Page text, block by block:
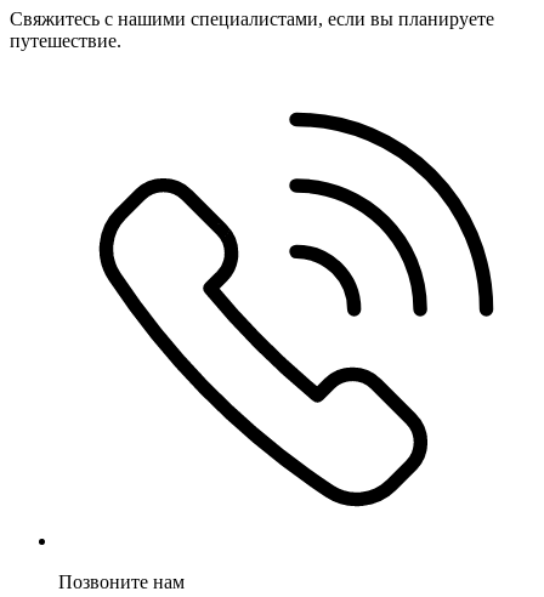
Свяжитесь с нашими специалистами, если вы планируете
путешествие.
Позвоните нам